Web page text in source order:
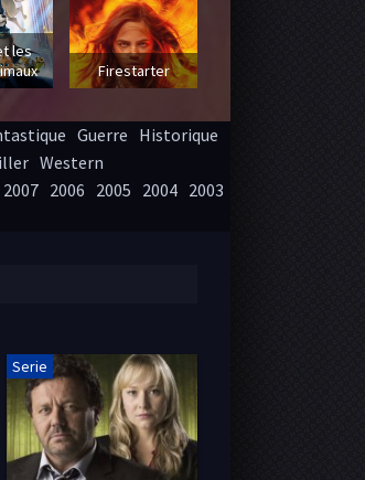
Serie
Guerre Historique
Western
2007 2006 2005 2004 2003
les
Firestarter